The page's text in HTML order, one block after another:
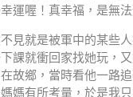
運喔！真幸福，是無法
見就是被軍中的某些
課就衝回家找她玩，
故鄉，當時看他一路
媽有所考量，於是我